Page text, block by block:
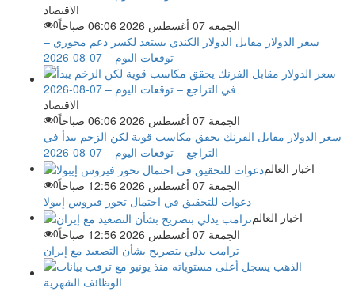
الاقتصاد
الجمعة 07 أغسطس 2026 06:06 صباحاً
0
سعر الدولار مقابل الدولار الكندي يستعد لكسر دعم محوري –
توقعات اليوم – 07-08-2026
الاقتصاد
الجمعة 07 أغسطس 2026 06:06 صباحاً
0
سعر الدولار مقابل الفرنك يحقق مكاسب قوية لكن الزخم يبدأ في
التراجع – توقعات اليوم – 07-08-2026
اخبار العالم
الجمعة 07 أغسطس 2026 12:56 صباحاً
0
دعوات للتحقيق في احتمال تحور فيروس إيبولا
اخبار العالم
الجمعة 07 أغسطس 2026 12:56 صباحاً
0
ترامب يدلي بتصريح بشأن التصعيد مع إيران